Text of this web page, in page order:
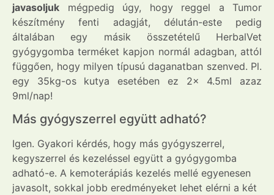
javasoljuk mégpedig úgy, hogy reggel a Tumor
készítmény fenti adagját, délután-este pedig
általában egy másik összetételű HerbalVet
gyógygomba terméket kapjon normál adagban, attól
függően, hogy milyen típusú daganatban szenved. Pl.
egy 35kg-os kutya esetében ez 2x 4.5ml azaz
9ml/nap!
Más gyógyszerrel együtt adható?
Igen. Gyakori kérdés, hogy más gyógyszerrel,
kegyszerrel és kezeléssel együtt a gyógygomba
adható-e. A kemoterápiás kezelés mellé egyenesen
javasolt, sokkal jobb eredményeket lehet elérni a két